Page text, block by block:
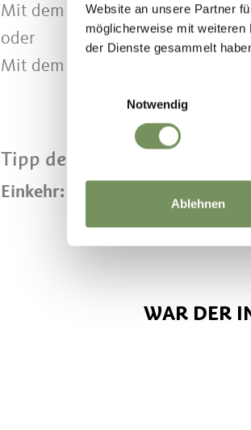
Website an unsere Partner
möglicherweise mit
der Dienste gesammelt
Notwendig
Ablehnen
Mit dem Bus Linie 235 von
oder
Mit dem Bus Linie 237 von Algund
Tipp des Autors
Einkehr:
WAR DER